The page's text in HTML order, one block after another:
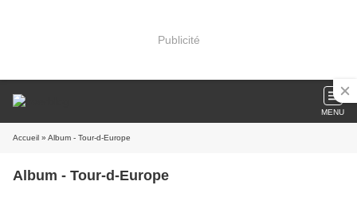
Publicité
MENU
Accueil » Album - Tour-d-Europe
Album - Tour-d-Europe